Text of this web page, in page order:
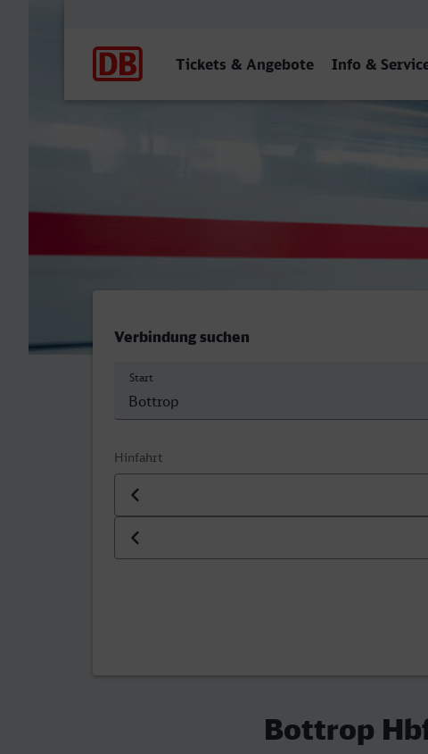
Tickets & Angebote Info &
Bottrop Hbf - Bolzano/
Verbindung suchen
Start
Hinfahrt
Datum der Hinfahrt
Uhrzeit der Hinfahrt
Bottrop